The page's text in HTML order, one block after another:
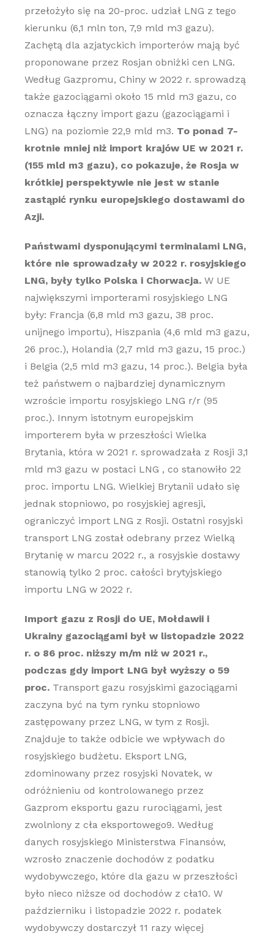
przełożyło się na 20-proc. udział LNG z tego
kierunku (6,1 mln ton, 7,9 mld m3 gazu).
Zachętą dla azjatyckich importerów mają być
proponowane przez Rosjan obniżki cen LNG.
Według Gazpromu, Chiny w 2022 r. sprowadzą
także gazociągami około 15 mld m3 gazu, co
oznacza łączny import gazu (gazociągami i
LNG) na poziomie 22,9 mld m3. To ponad 7-
krotnie mniej niż import krajów UE w 2021 r.
(155 mld m3 gazu), co pokazuje, że Rosja w
krótkiej perspektywie nie jest w stanie
zastąpić rynku europejskiego dostawami do
Azji.
Państwami dysponującymi terminalami LNG,
które nie sprowadzały w 2022 r. rosyjskiego
LNG, były tylko Polska i Chorwacja.W UE
największymi importerami rosyjskiego LNG
były: Francja (6,8 mld m3 gazu, 38 proc.
unijnego importu), Hiszpania (4,6 mld m3 gazu,
26 proc.), Holandia (2,7 mld m3 gazu, 15 proc.)
i Belgia (2,5 mld m3 gazu, 14 proc.). Belgia była
też państwem o najbardziej dynamicznym
wzroście importu rosyjskiego LNG r/r (95
proc.). Innym istotnym europejskim
importerem była w przeszłości Wielka
Brytania, która w 2021 r. sprowadzała z Rosji 3,1
mld m3 gazu w postaci LNG , co stanowiło 22
proc. importu LNG. Wielkiej Brytanii udało się
jednak stopniowo, po rosyjskiej agresji,
ograniczyć import LNG z Rosji. Ostatni rosyjski
transport LNG został odebrany przez Wielką
Brytanię w marcu 2022 r., a rosyjskie dostawy
stanowią tylko 2 proc. całości brytyjskiego
importu LNG w 2022 r.
Import gazu z Rosji do UE, Mołdawii i
Ukrainy gazociągami był w listopadzie 2022
r. o 86 proc. niższy m/m niż w 2021 r.,
podczas gdy import LNG był wyższy o 59
proc.Transport gazu rosyjskimi gazociągami
zaczyna być na tym rynku stopniowo
zastępowany przez LNG, w tym z Rosji.
Znajduje to także odbicie we wpływach do
rosyjskiego budżetu. Eksport LNG,
zdominowany przez rosyjski Novatek, w
odróżnieniu od kontrolowanego przez
Gazprom eksportu gazu rurociągami, jest
zwolniony z cła eksportowego9. Według
danych rosyjskiego Ministerstwa Finansów,
wzrosło znaczenie dochodów z podatku
wydobywczego, które dla gazu w przeszłości
było nieco niższe od dochodów z cła10. W
październiku i listopadzie 2022 r. podatek
wydobywczy dostarczył 11 razy więcej